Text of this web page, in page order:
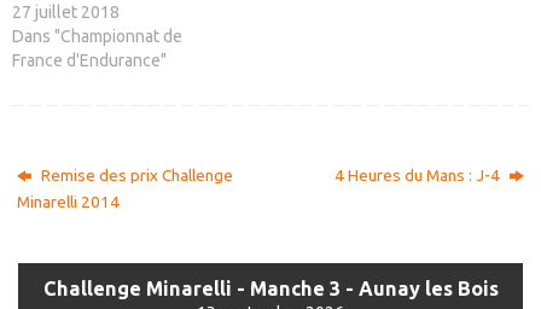
27 juillet 2018
Dans "Championnat de
France d'Endurance"
Remise des prix Challenge
Minarelli 2014
4 Heures du Mans : J-4
Challenge Minarelli - Manche 3 - Aunay les Bois